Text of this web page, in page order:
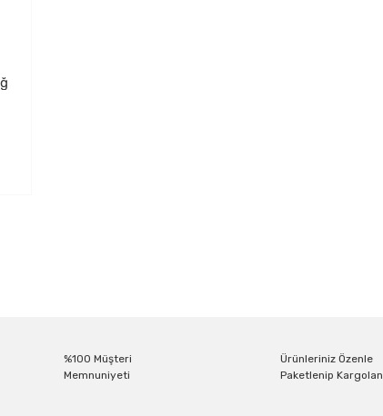
%100 Müşteri
Memnuniyeti
Ürünleriniz Özenle
Paketlenip